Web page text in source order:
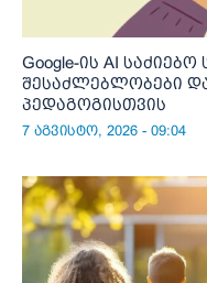
Google-ის AI
შესაძლებლობები
პედაგოგისთვის
7 აგვისტო, 2026 - 09:04